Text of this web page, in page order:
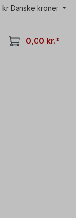
kr Danske kroner
0,00 kr.*